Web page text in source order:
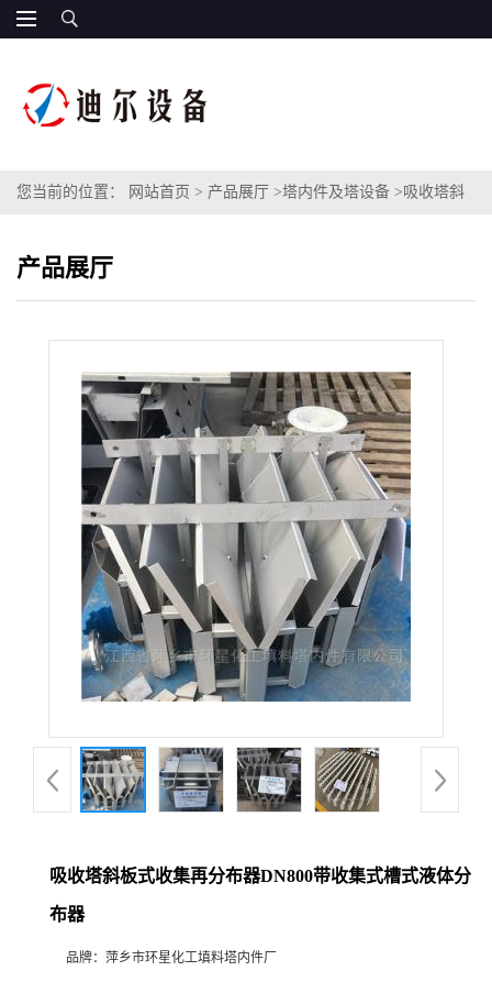
您当前的位置： 网站首页 > 产品展厅 >塔内件及塔设备 >吸收塔斜
产品展厅
吸收塔斜板式收集再分布器DN800带收集式槽式液体分
布器
品牌： 萍乡市环星化工填料塔内件厂